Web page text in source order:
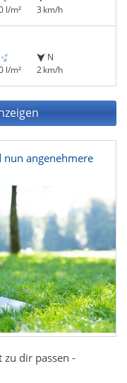
l/m²
3 km/h
l/m²
N
2 km/h
angenehmere
zu dir passen -